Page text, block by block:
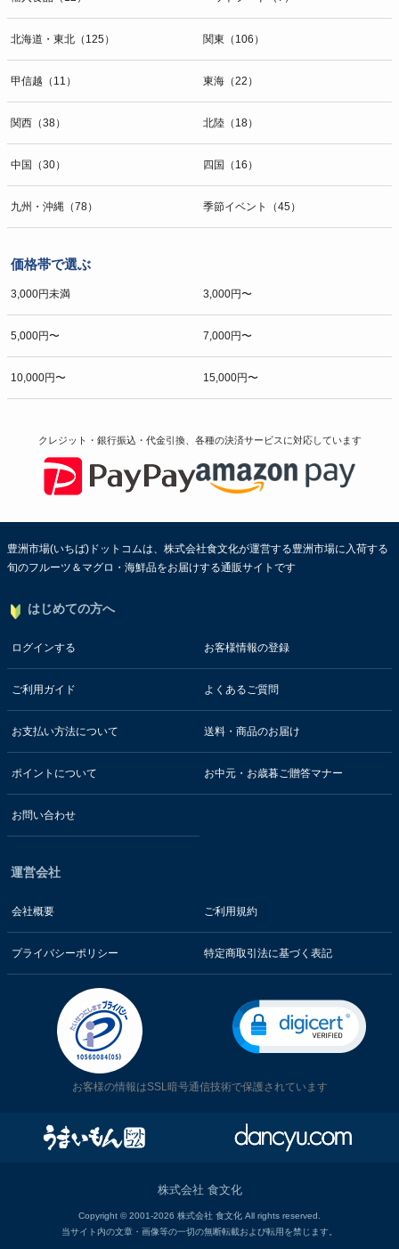
北海道・東北（125） 関東（106）
甲信越（11） 東海（22）
関西（38） 北陸（18）
中国（30） 四国（16）
九州・沖縄（78） 季節イベント（45）
価格帯で選ぶ
3,000円未満 3,000円〜
5,000円〜 7,000円〜
10,000円〜 15,000円〜
クレジット・銀行振込・代金引換、各種の決済サービスに対応しています
豊洲市場(いちば)ドットコムは、株式会社食文化が運営する豊洲市場に入荷する
旬のフルーツ＆マグロ・海鮮品をお届けする通販サイトです
はじめての方へ
ログインする お客様情報の登録
ご利用ガイド よくあるご質問
お支払い方法について 送料・商品のお届け
ポイントについて お中元・お歳暮ご贈答マナー
お問い合わせ
運営会社
会社概要 ご利用規約
プライバシーポリシー 特定商取引法に基づく表記
お客様の情報はSSL暗号通信技術で保護されています
株式会社 食文化
Copyright © 2001-2026 株式会社 食文化 All rights reserved.
当サイト内の文章・画像等の一切の無断転載および転用を禁じます。